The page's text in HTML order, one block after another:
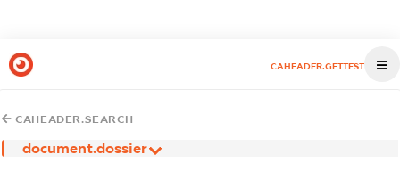
CAHEADER.GETTEST
CAHEADER.SEARCH
document.dossier